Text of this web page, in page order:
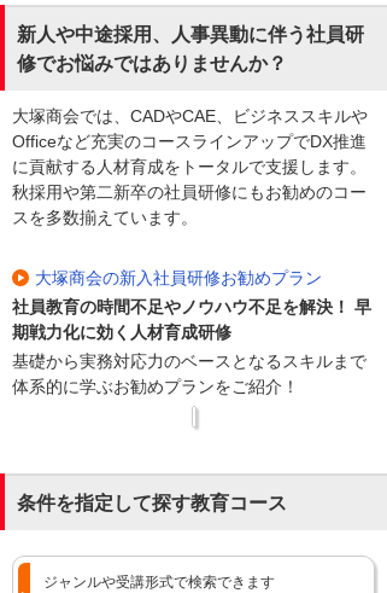
新人や中途採用、人事異動に伴う社員研
修でお悩みではありませんか？
大塚商会では、CADやCAE、ビジネススキルや
Officeなど充実のコースラインアップでDX推進
に貢献する人材育成をトータルで支援します。
秋採用や第二新卒の社員研修にもお勧めのコー
スを多数揃えています。
大塚商会の新入社員研修お勧めプラン
社員教育の時間不足やノウハウ不足を解決！ 早
期戦力化に効く人材育成研修
基礎から実務対応力のベースとなるスキルまで
体系的に学ぶお勧めプランをご紹介！
条件を指定して探す教育コース
ジャンルや受講形式で検索できます